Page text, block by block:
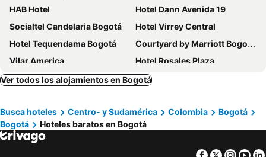
HAB Hotel
Hotel Dann Avenida 19
Socialtel Candelaria Bogotá
Hotel Virrey Central
Hotel Tequendama Bogotá
Courtyard by Marriott Bogota Airport
Vilar America
Hotel Rosales Plaza
Hotel Regina
Tequendama Suites Bogota
Hilton Bogota Corferias
Hotel bh Usaquen
Hotel Faranda Collection Zona G
Hotel Saint Simon
Hotel Museo San Moritz
Ver todos los alojamientos en Bogotá
Busca hoteles Centro- y Sudamérica Colombia
Bogotá
Bogotá
Hoteles baratos en Bogotá
Facebook
Twitter